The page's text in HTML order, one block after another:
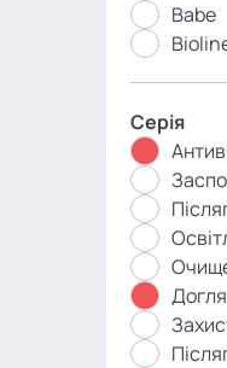
Babe
Серія